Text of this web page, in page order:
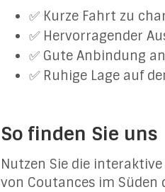
✅ Kurze Fahrt zu
✅ Hervorragender
✅ Gute Anbindung
✅ Ruhige Lage auf
So finden Sie uns
Nutzen Sie die
von Coutances im